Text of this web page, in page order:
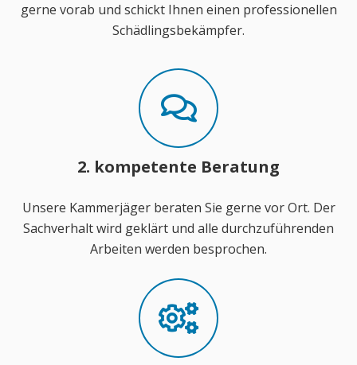
gerne vorab und schickt Ihnen einen professionellen
Schädlingsbekämpfer.
2. kompetente Beratung
Unsere Kammerjäger beraten Sie gerne vor Ort. Der
Sachverhalt wird geklärt und alle durchzuführenden
Arbeiten werden besprochen.